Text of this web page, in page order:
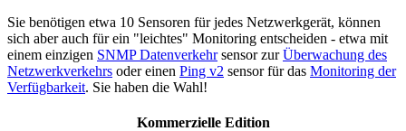
Sie benötigen etwa 10 Sensoren für jedes Netzwerkgerät, können
sich aber auch für ein "leichtes" Monitoring entscheiden - etwa mit
einem einzigen SNMP Datenverkehrsensor zurÜberwachung des
Netzwerkverkehrs oder einen Ping v2 sensor für das Monitoring der
Verfügbarkeit. Sie haben die Wahl!
Kommerzielle Edition